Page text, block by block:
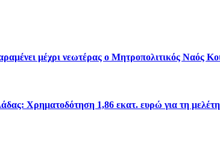
μέχρι νεωτέρας ο Μητροπολιτικός Ναός
Χρηματοδότηση 1,86 εκατ. ευρώ για τη